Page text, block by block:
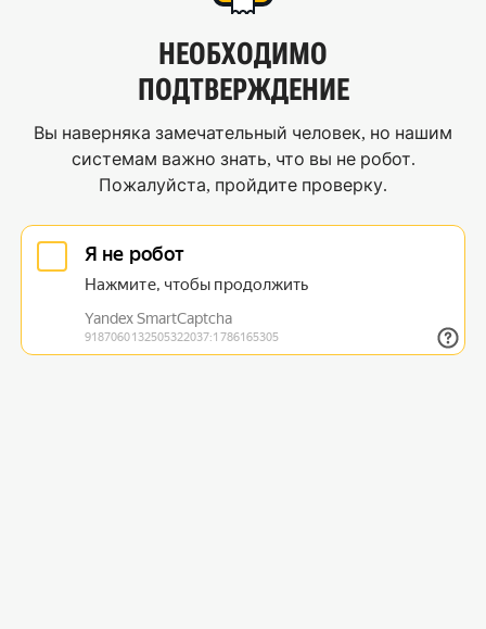
НЕОБХОДИМО
ПОДТВЕРЖДЕНИЕ
Вы наверняка замечательный человек, но нашим
системам важно знать, что вы не робот.
Пожалуйста, пройдите проверку.